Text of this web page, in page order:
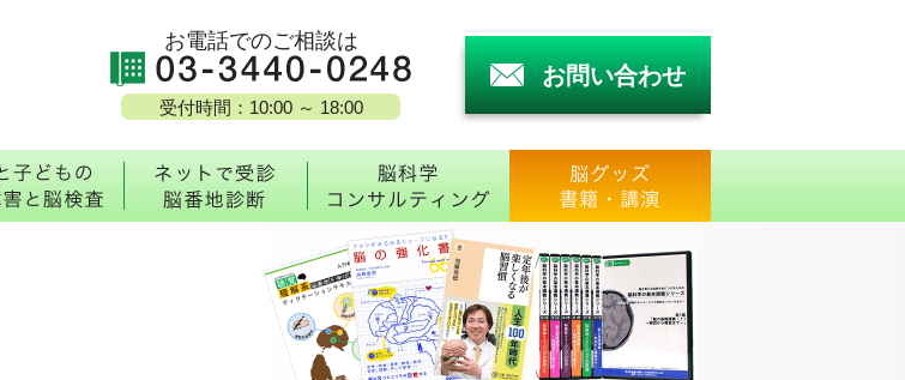
お電話でのご相談は
受付時間：10:00 ～ 18:00
お問い合わせ
像診断 大人と子どもの発達障害と脳検査
ネットで受診脳番地診断脳科学コンサルティング